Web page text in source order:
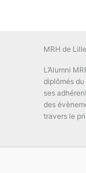
MRH de Lille
L’Alumni
diplômés du
ses
des
travers le